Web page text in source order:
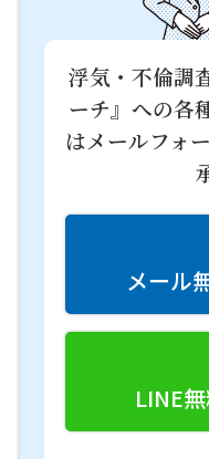
浮気・不倫調
ーチ』への各
はメールフォ
メール
LINE